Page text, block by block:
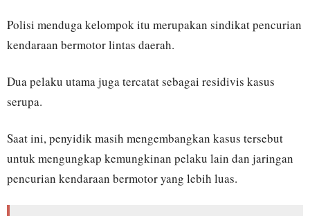
Polisi menduga kelompok itu merupakan sindikat pencurian
kendaraan bermotor lintas daerah.
Dua pelaku utama juga tercatat sebagai residivis kasus
serupa.
Saat ini, penyidik masih mengembangkan kasus tersebut
untuk mengungkap kemungkinan pelaku lain dan jaringan
pencurian kendaraan bermotor yang lebih luas.